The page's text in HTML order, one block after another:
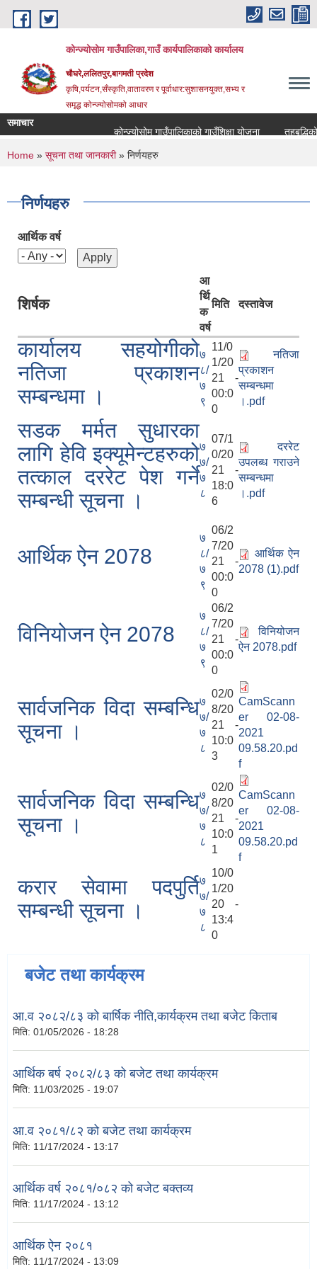
Skip to main content
कोन्ज्योसोम गाउँपालिका,गाउँ कार्यपालिकाको कार्यालय
चौघरे,ललितपुर,बागमती प्रदेश
कृषि,पर्यटन,सँस्कृति,वातावरण र पूर्वाधार:सुशासनयुक्त,सभ्य र
समृद्ध कोन्ज्योसोमको आधार
समाचार
कोन्ज्योसोम गाउँपालिकाको गाउँशिक्षा योजना
तहबृद्धिको
You are here
Home » सूचना तथा जानकारी» निर्णयहरु
निर्णयहरु
आर्थिक वर्ष
शिर्षक
आ
र्थि
क
वर्ष
मिति दस्तावेज
कार्यालय सहयोगीको
नतिजा प्रकाशन
सम्बन्धमा ।
७
८/
७
९
11/0
1/20
21 -
00:0
0
नतिजा
प्रकाशन
सम्बन्धमा
।.pdf
सडक मर्मत सुधारका
लागि हेवि इक्यूमेन्टहरुको
तत्काल दररेट पेश गर्ने
सम्बन्धी सूचना ।
७
७/
७
८
07/1
0/20
21 -
18:0
6
दररेट
उपलब्ध गराउने
सम्बन्धमा
।.pdf
आर्थिक ऐन 2078
७
८/
७
९
06/2
7/20
21 -
00:0
0
आर्थिक ऐन
2078 (1).pdf
विनियोजन ऐन 2078
७
८/
७
९
06/2
7/20
21 -
00:0
0
विनियोजन
ऐन 2078.pdf
सार्वजनिक विदा सम्बन्धि
सूचना ।
७
७/
७
८
02/0
8/20
21 -
10:0
3
CamScann
er 02-08-
2021
09.58.20.pd
f
सार्वजनिक विदा सम्बन्धि
सूचना ।
७
७/
७
८
02/0
8/20
21 -
10:0
1
CamScann
er 02-08-
2021
09.58.20.pd
f
करार सेवामा पदपुर्ति
सम्बन्धी सूचना ।
७
७/
७
८
10/0
1/20
20 -
13:4
0
बजेट तथा कार्यक्रम
आ.व २०८२/८३ को बार्षिक नीति,कार्यक्रम तथा बजेट किताब
मिति: 01/05/2026 - 18:28
आर्थिक बर्ष २०८२/८३ को बजेट तथा कार्यक्रम
मिति: 11/03/2025 - 19:07
आ.व २०८१/८२ को बजेट तथा कार्यक्रम
मिति: 11/17/2024 - 13:17
आर्थिक वर्ष २०८१/०८२ को बजेट बक्तव्य
मिति: 11/17/2024 - 13:12
आर्थिक ऐन २०८१
मिति: 11/17/2024 - 13:09